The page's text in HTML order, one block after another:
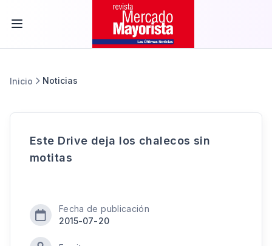
Inicio Noticias
Este Drive deja los chalecos sin
motitas
Fecha de publicación
2015-07-20